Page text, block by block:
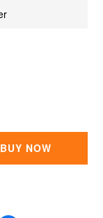
BUY NOW